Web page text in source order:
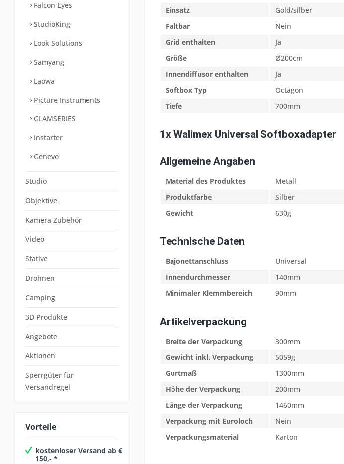
Falcon Eyes
StudioKing
Look Solutions
Samyang
Laowa
Picture Instruments
GLAMSERIES
Instarter
Genevo
Studio
Objektive
Kamera Zubehör
Video
Stative
Drohnen
Camping
3D Produkte
Angebote
Aktionen
Sperrgüter für
Versandregel
Vorteile
kostenloser Versand ab €
150,- *
Einsatz
Gold/silber
Faltbar
Nein
Grid enthalten
Ja
Größe
Ø200cm
Innendiffusor enthalten
Ja
Softbox Typ
Octagon
Tiefe
700mm
1x Walimex Universal Softboxadapter
Allgemeine Angaben
Material des Produktes
Metall
Produktfarbe
Silber
Gewicht
630g
Technische Daten
Bajonettanschluss
Universal
Innendurchmesser
140mm
Minimaler Klemmbereich
90mm
Artikelverpackung
Breite der Verpackung
300mm
Gewicht inkl. Verpackung
5059g
Gurtmaß
1300mm
Höhe der Verpackung
200mm
Länge der Verpackung
1460mm
Verpackung mit Euroloch
Nein
Verpackungsmaterial
Karton